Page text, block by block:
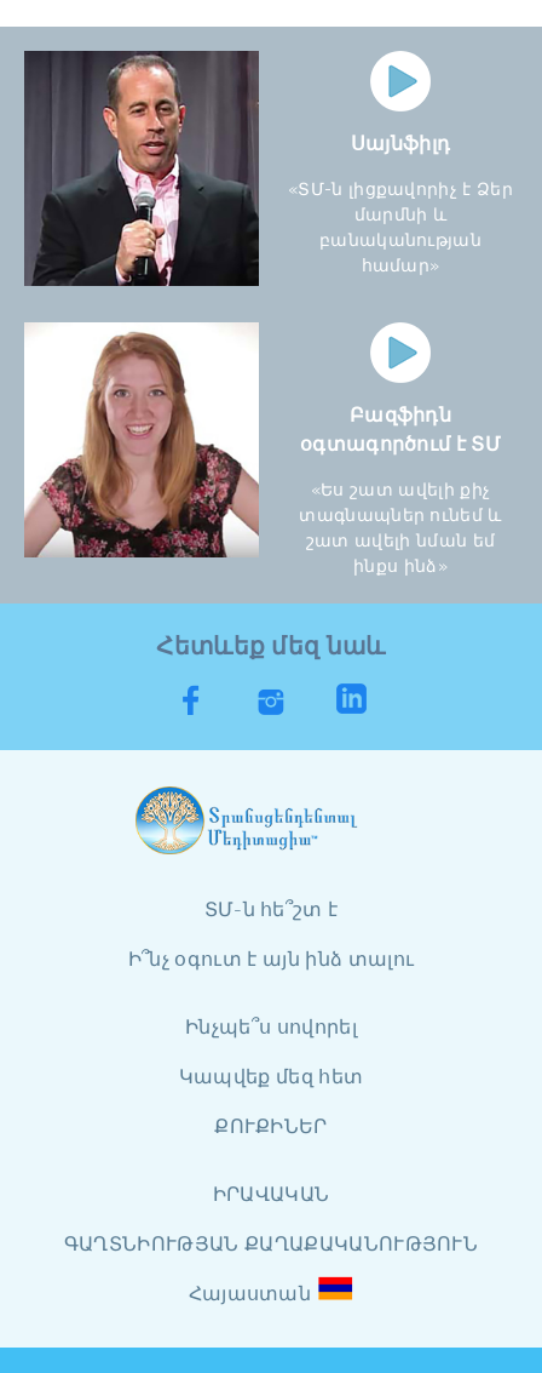
Սայնֆիլդ
«ՏՄ-ն լիցքավորիչ է Ձեր
մարմնի և
բանականության
համար»
Բազֆիդն
օգտագործում է ՏՄ
«Ես շատ ավելի քիչ
տագնապներ ունեմ և
շատ ավելի նման եմ
ինքս ինձ»
Հետևեք մեզ նաև
ՏՄ-ն հե՞շտ է
Ի՞նչ օգուտ է այն ինձ տալու
Ինչպե՞ս սովորել
Կապվեք մեզ հետ
ՔՈՒՔԻՆԵՐ
ԻՐԱՎԱԿԱՆ
ԳԱՂՏՆԻՈՒԹՅԱՆ ՔԱՂԱՔԱԿԱՆՈՒԹՅՈՒՆ
Հայաստան